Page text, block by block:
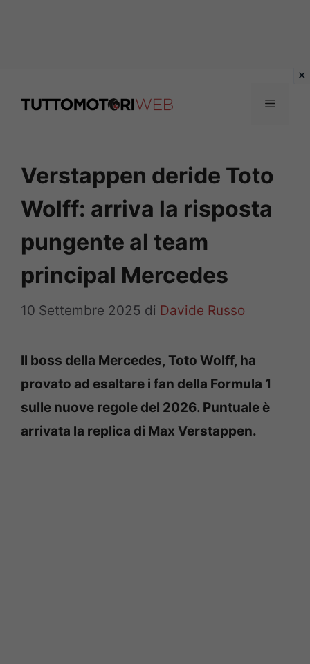
Menu
Verstappen deride Toto
Wolff: arriva la risposta
pungente al team
principal Mercedes
10 Settembre 2025 di Davide Russo
Il boss della Mercedes, Toto Wolff, ha
provato ad esaltare i fan della Formula 1
sulle nuove regole del 2026. Puntuale è
arrivata la replica di Max Verstappen.